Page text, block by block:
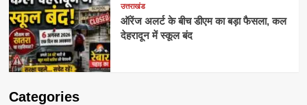
उत्तराखंड
ऑरेंज अलर्ट के बीच डीएम का बड़ा फैसला, कल
देहरादून में स्कूल बंद
Categories